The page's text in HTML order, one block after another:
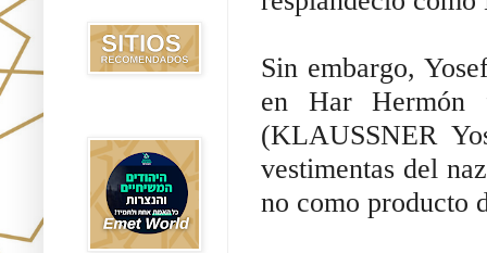
Sin embargo,
en Har Hermón
(KLAUSSNER
vestimentas del
no como producto